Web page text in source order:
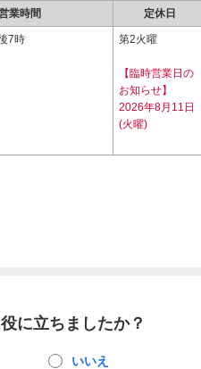
業時間 定休日
7時 第2火曜
【臨時営業日の
お知らせ】
2026年8月11日
(火曜)
に立ちましたか？
いいえ